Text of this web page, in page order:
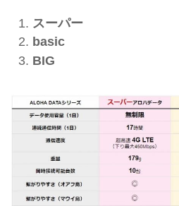
スーパー
basic
BIG